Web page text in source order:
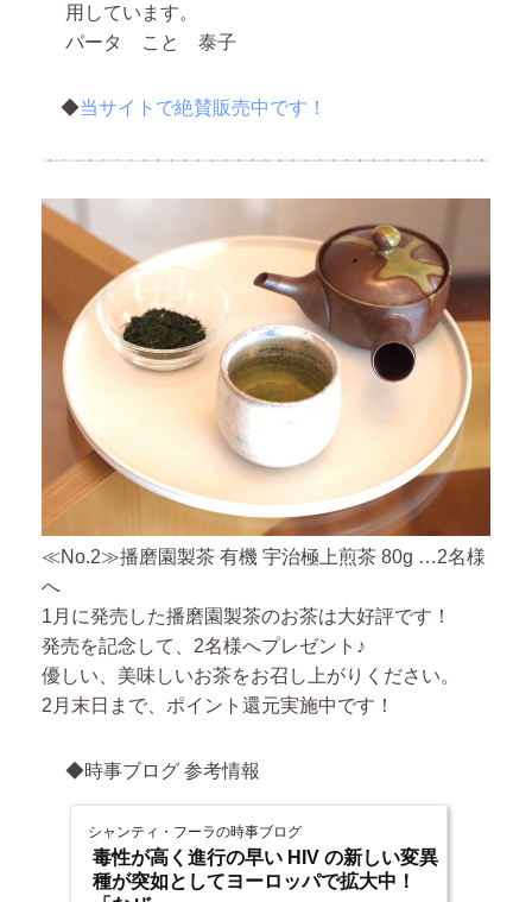
用しています。
パータ こと 泰子
◆当サイトで絶賛販売中です！
≪No.2≫播磨園製茶 有機 宇治極上煎茶 80g …2名様
へ
1月に発売した播磨園製茶のお茶は大好評です！
発売を記念して、2名様へプレゼント♪
優しい、美味しいお茶をお召し上がりください。
2月末日まで、ポイント還元実施中です！
◆時事ブログ 参考情報
シャンティ・フーラの時事ブログ
毒性が高く進行の早い HIV の新しい変異
種が突如としてヨーロッパで拡大中！